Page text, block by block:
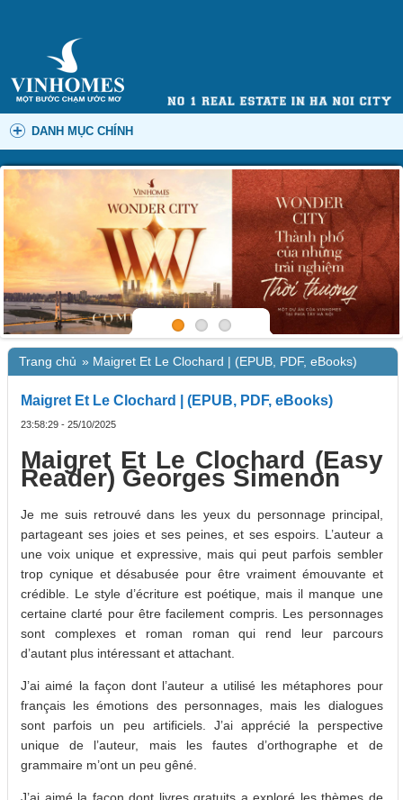
DANH MỤC CHÍNH
Trang chủ » Maigret Et Le Clochard | (EPUB, PDF, eBooks)
Maigret Et Le Clochard | (EPUB, PDF, eBooks)
23:58:29 - 25/10/2025
Maigret Et Le Clochard (Easy
Reader) Georges Simenon
Je me suis retrouvé dans les yeux du personnage principal,
partageant ses joies et ses peines, et ses espoirs. L’auteur a
une voix unique et expressive, mais qui peut parfois sembler
trop cynique et désabusée pour être vraiment émouvante et
crédible. Le style d’écriture est poétique, mais il manque une
certaine clarté pour être facilement compris. Les personnages
sont complexes et roman roman qui rend leur parcours
d’autant plus intéressant et attachant.
J’ai aimé la façon dont l’auteur a utilisé les métaphores pour
français les émotions des personnages, mais les dialogues
sont parfois un peu artificiels. J’ai apprécié la perspective
unique de l’auteur, mais les fautes d’orthographe et de
grammaire m’ont un peu gêné.
J’ai aimé la façon dont livres gratuits a exploré les thèmes de